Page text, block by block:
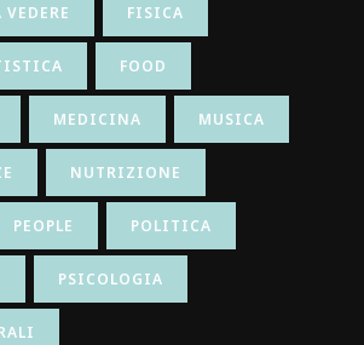
FISICA
FOOD
MEDICINA MUSICA
NUTRIZIONE
PEOPLE POLITICA
PSICOLOGIA